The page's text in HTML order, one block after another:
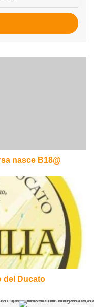
nasce B18@
del Ducato